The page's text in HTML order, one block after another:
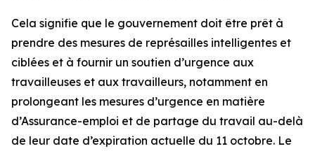
Cela signifie que le gouvernement doit être prêt à
prendre des mesures de représailles intelligentes et
ciblées et à fournir un soutien d’urgence aux
travailleuses et aux travailleurs, notamment en
prolongeant les mesures d’urgence en matière
d’Assurance-emploi et de partage du travail au-delà
de leur date d’expiration actuelle du 11 octobre. Le